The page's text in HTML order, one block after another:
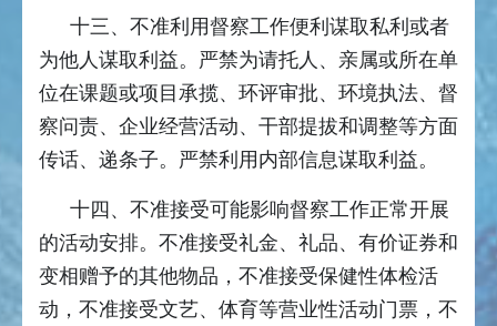
十三、不准利用督察工作便利谋取私利或者
为他人谋取利益。严禁为请托人、亲属或所在单
位在课题或项目承揽、环评审批、环境执法、督
察问责、企业经营活动、干部提拔和调整等方面
传话、递条子。严禁利用内部信息谋取利益。
十四、不准接受可能影响督察工作正常开展
的活动安排。不准接受礼金、礼品、有价证券和
变相赠予的其他物品，不准接受保健性体检活
动，不准接受文艺、体育等营业性活动门票，不